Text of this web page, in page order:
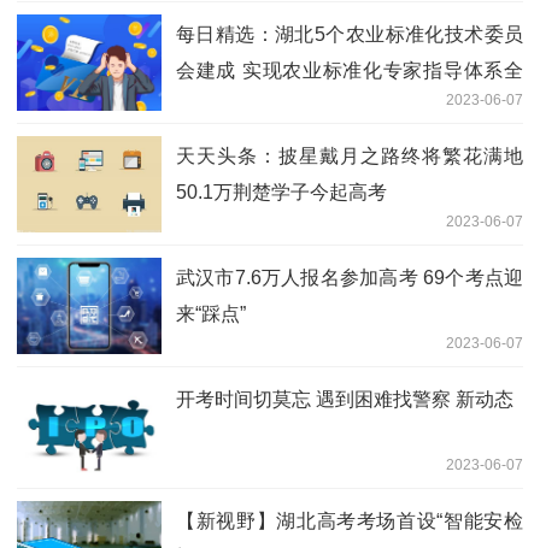
每日精选：湖北5个农业标准化技术委员
会建成 实现农业标准化专家指导体系全
2023-06-07
天天头条：披星戴月之路终将繁花满地
50.1万荆楚学子今起高考
2023-06-07
武汉市7.6万人报名参加高考 69个考点迎
来“踩点”
2023-06-07
开考时间切莫忘 遇到困难找警察 新动态
2023-06-07
【新视野】湖北高考考场首设“智能安检